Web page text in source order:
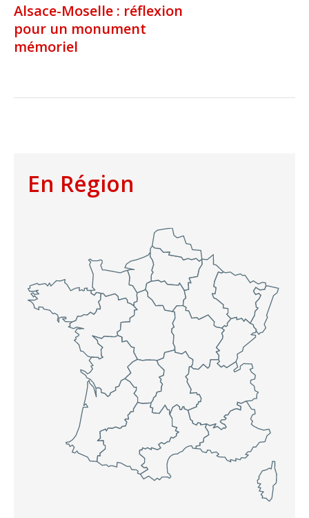
Alsace-Moselle : réflexion
pour un monument
mémoriel
En Région